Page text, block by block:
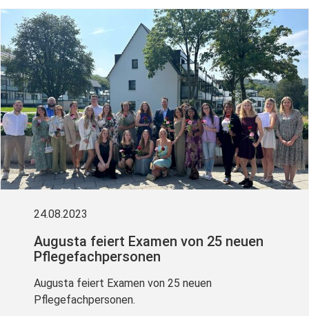
24.08.2023
Augusta feiert Examen von 25 neuen
Pflegefachpersonen
Augusta feiert Examen von 25 neuen
Pflegefachpersonen.